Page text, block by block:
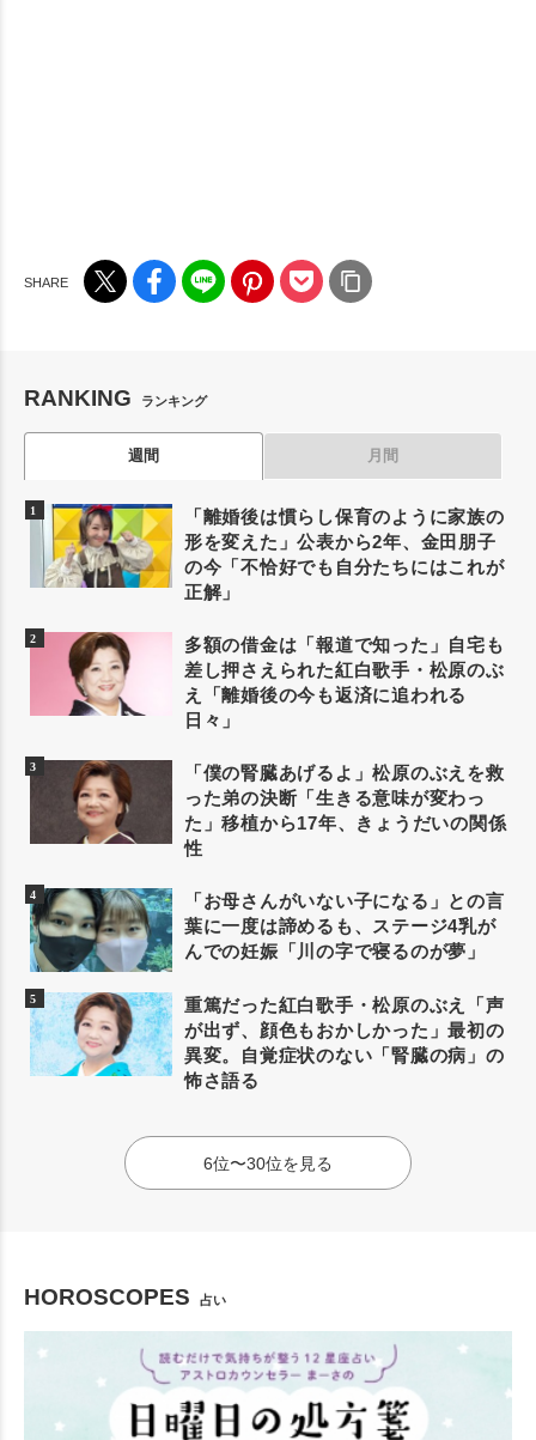
RANKING ランキング
週間 月間
「離婚後は慣らし保育のように家族の
形を変えた」公表から2年、金田朋子
の今「不恰好でも自分たちにはこれが
正解」
多額の借金は「報道で知った」自宅も
差し押さえられた紅白歌手・松原のぶ
え「離婚後の今も返済に追われる
日々」
「僕の腎臓あげるよ」松原のぶえを救
った弟の決断「生きる意味が変わっ
た」移植から17年、きょうだいの関係
性
「お母さんがいない子になる」との言
葉に一度は諦めるも、ステージ4乳が
んでの妊娠「川の字で寝るのが夢」
重篤だった紅白歌手・松原のぶえ「声
が出ず、顔色もおかしかった」最初の
異変。自覚症状のない「腎臓の病」の
怖さ語る
6位〜30位を見る
HOROSCOPES 占い